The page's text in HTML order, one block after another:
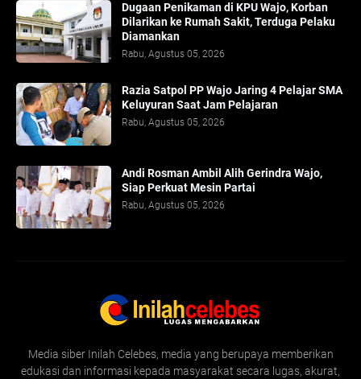
Dugaan Penikaman di KPU Wajo, Korban
Dilarikan ke Rumah Sakit, Terduga Pelaku
Diamankan
Rabu, Agustus 05, 2026
Razia Satpol PP Wajo Jaring 4 Pelajar SMA
Keluyuran Saat Jam Pelajaran
Rabu, Agustus 05, 2026
Andi Rosman Ambil Alih Gerindra Wajo,
Siap Perkuat Mesin Partai
Rabu, Agustus 05, 2026
Media siber Inilah Celebes, media yang berupaya memberikan
edukasi dan informasi kepada masyarakat secara lugas, akurat,